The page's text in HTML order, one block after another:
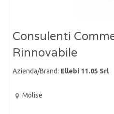
Consulenti
Rinnovabile
Azienda/Brand: Ellebi 11.05 Srl
Molise